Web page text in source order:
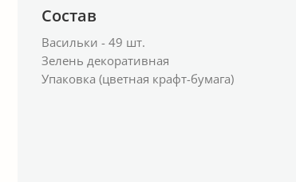
Состав
Васильки - 49 шт.
Зелень декоративная
Упаковка (цветная крафт-бумага)